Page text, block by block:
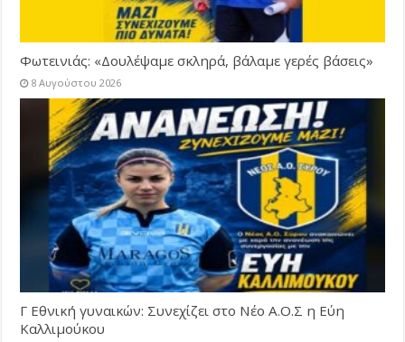
Φωτεινιάς: «Δουλέψαμε σκληρά, βάλαμε γερές βάσεις»
8 Αυγούστου 2026
Γ Εθνική γυναικών: Συνεχίζει στο Νέο Α.Ο.Σ η Εύη
Καλλιμούκου